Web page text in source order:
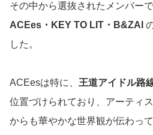
その中から選抜されたメンバー
ACEes・KEY TO LIT・B&ZAI
した。
ACEesは特に、 王道アイドル路
位置づけられており、アーティ
からも華やかな世界観が伝わって